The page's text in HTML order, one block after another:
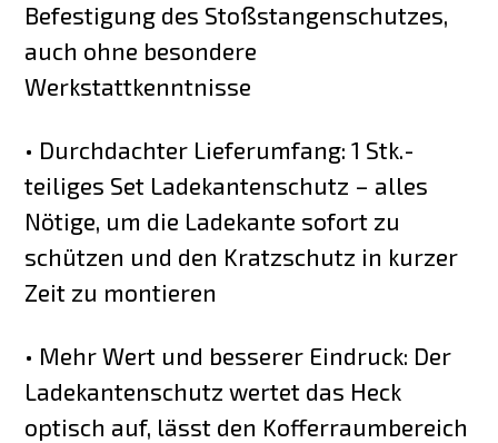
Befestigung des Stoßstangenschutzes,
auch ohne besondere
Werkstattkenntnisse
• Durchdachter Lieferumfang: 1 Stk.-
teiliges Set Ladekantenschutz – alles
Nötige, um die Ladekante sofort zu
schützen und den Kratzschutz in kurzer
Zeit zu montieren
• Mehr Wert und besserer Eindruck: Der
Ladekantenschutz wertet das Heck
optisch auf, lässt den Kofferraumbereich